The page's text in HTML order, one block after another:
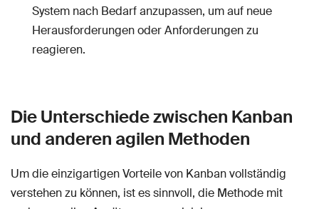
System nach Bedarf anzupassen, um auf neue
Herausforderungen oder Anforderungen zu
reagieren.
Die Unterschiede zwischen Kanban
und anderen agilen Methoden
Um die einzigartigen Vorteile von Kanban vollständig
verstehen zu können, ist es sinnvoll, die Methode mit